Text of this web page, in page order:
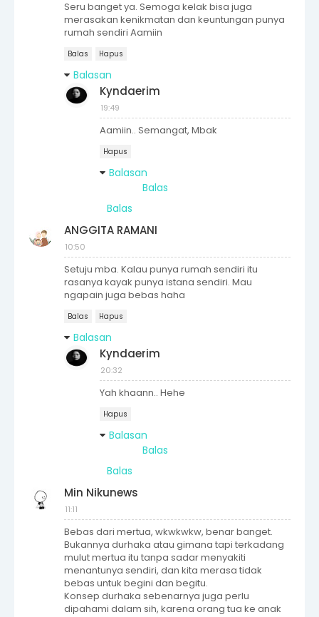
Seru banget ya. Semoga kelak bisa juga
merasakan kenikmatan dan keuntungan punya
rumah sendiri Aamiin
Balas Hapus
Balasan
Kyndaerim
19:49
Aamiin.. Semangat, Mbak
Hapus
Balasan
Balas
Balas
ANGGITA RAMANI
10:50
Setuju mba. Kalau punya rumah sendiri itu
rasanya kayak punya istana sendiri. Mau
ngapain juga bebas haha
Balas Hapus
Balasan
Kyndaerim
20:32
Yah khaann.. Hehe
Hapus
Balasan
Balas
Balas
Min Nikunews
11:11
Bebas dari mertua, wkwkwkw, benar banget.
Bukannya durhaka atau gimana tapi terkadang
mulut mertua itu tanpa sadar menyakiti
menantunya sendiri, dan kita merasa tidak
bebas untuk begini dan begitu.
Konsep durhaka sebenarnya juga perlu
dipahami dalam sih, karena orang tua ke anak